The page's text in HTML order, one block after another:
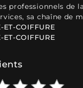
professionnels de
sa chaîne de